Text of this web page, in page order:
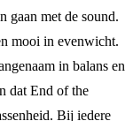
gaan met de sound.
mooi in evenwicht.
in balans en
dat End of the
Bij iedere